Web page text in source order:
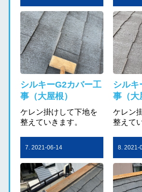
シルキーG2カバー工
事（大屋根）
ケレン掛けして下地を
整えていきます。
シルキ
事（大
ケレン
整えて
7. 2021-06-14 8. 2021-